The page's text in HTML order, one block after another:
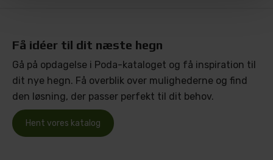
Få idéer til dit næste hegn
Gå på opdagelse i Poda-kataloget og få inspiration til
dit nye hegn. Få overblik over mulighederne og find
den løsning, der passer perfekt til dit behov.
Hent vores katalog